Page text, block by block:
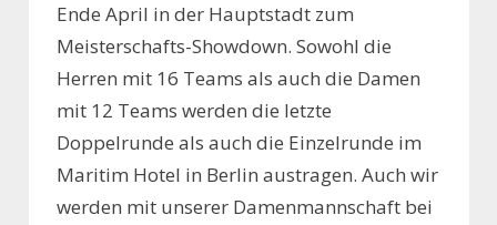
Ende April in der Hauptstadt zum
Meisterschafts-Showdown. Sowohl die
Herren mit 16 Teams als auch die Damen
mit 12 Teams werden die letzte
Doppelrunde als auch die Einzelrunde im
Maritim Hotel in Berlin austragen. Auch wir
werden mit unserer Damenmannschaft bei